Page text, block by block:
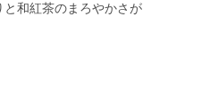
和紅茶のまろやかさが